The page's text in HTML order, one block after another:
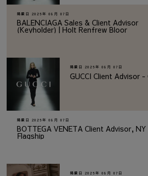
掲載日 2026年 08月 07日
BALENCIAGA Sales & Client Advisor
(Keyholder) | Holt Renfrew Bloor
掲載日 2026年 08月 07日
GUCCI Client Advisor
掲載日 2026年 08月 07日
BOTTEGA VENETA Client Advisor, NY
Flagship
掲載日 2026年 08月 07日